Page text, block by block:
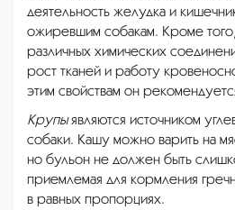
деятельность желудка и
ожиревшим собакам. Кроме
различных химических
рост тканей и работу
этим свойствам он
Крупыявляются источником
собаки. Кашу можно варить на
но бульон не должен быть
приемлемая для кормления
в равных пропорциях.